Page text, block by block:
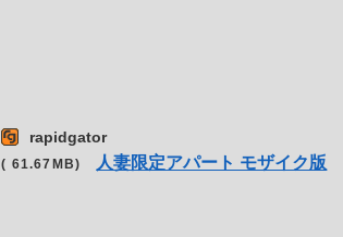
rapidgator
( 61.67MB) 人妻限定アパート モザイク版